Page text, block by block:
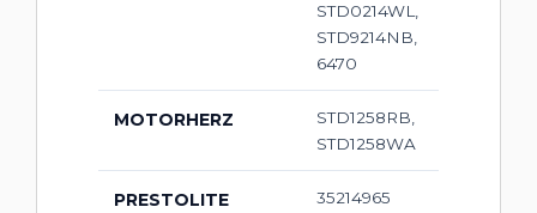
STD0214WL,
STD9214NB,
6470
MOTORHERZ
STD1258RB,
STD1258WA
PRESTOLITE 35214965